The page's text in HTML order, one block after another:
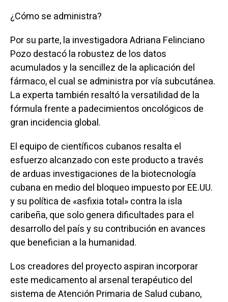
¿Cómo se administra?
Por su parte, la investigadora Adriana Felinciano
Pozo destacó la robustez de los datos
acumulados y la sencillez de la aplicación del
fármaco, el cual se administra por vía subcutánea.
La experta también resaltó la versatilidad de la
fórmula frente a padecimientos oncológicos de
gran incidencia global.
El equipo de científicos cubanos resalta el
esfuerzo alcanzado con este producto a través
de arduas investigaciones de la biotecnología
cubana en medio del bloqueo impuesto por EE.UU.
y su política de «asfixia total» contra la isla
caribeña, que solo genera dificultades para el
desarrollo del país y su contribución en avances
que benefician a la humanidad.
Los creadores del proyecto aspiran incorporar
este medicamento al arsenal terapéutico del
sistema de Atención Primaria de Salud cubano,